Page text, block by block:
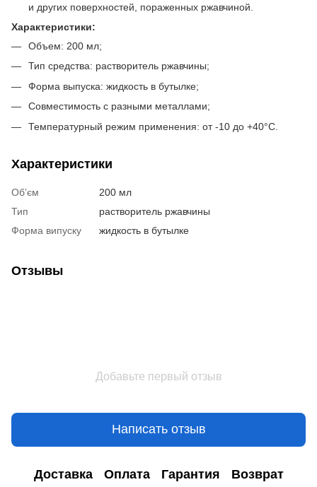
и других поверхностей, пораженных ржавчиной.
Характеристики:
Объем: 200 мл;
Тип средства: растворитель ржавчины;
Форма выпуска: жидкость в бутылке;
Совместимость с разными металлами;
Температурный режим применения: от -10 до +40°C.
Характеристики
Об’єм
200 мл
Тип
растворитель ржавчины
Форма випуску
жидкость в бутылке
Отзывы
Добавьте первый отзыв
Написать отзыв
Доставка Оплата Гарантия Возврат